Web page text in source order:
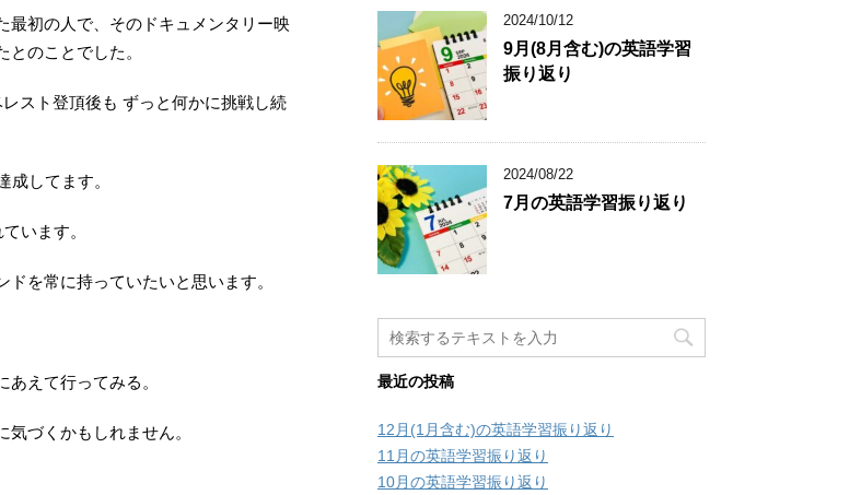
最初の人で、そのドキュメンタリー映
のことでした。
スト登頂後も ずっと何かに挑戦し続
してます。
います。
を常に持っていたいと思います。
えて行ってみる。
づくかもしれません。
2024/10/12
9月(8月含む)の英語学習
振り返り
2024/08/22
7月の英語学習振り返り
最近の投稿
12月(1月含む)の英語学習振り返り
11月の英語学習振り返り
10月の英語学習振り返り